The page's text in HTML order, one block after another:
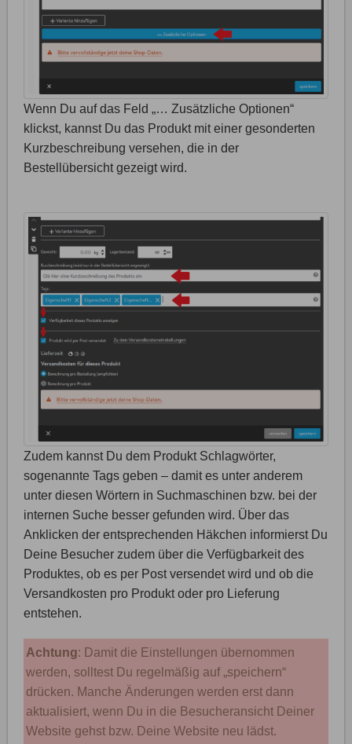
Wenn Du auf das Feld „… Zusätzliche Optionen“
klickst, kannst Du das Produkt mit einer gesonderten
Kurzbeschreibung versehen, die in der
Bestellübersicht gezeigt wird.
Zudem kannst Du dem Produkt Schlagwörter,
sogenannte Tags geben – damit es unter anderem
unter diesen Wörtern in Suchmaschinen bzw. bei der
internen Suche besser gefunden wird. Über das
Anklicken der entsprechenden Häkchen informierst Du
Deine Besucher zudem über die Verfügbarkeit des
Produktes, ob es per Post versendet wird und ob die
Versandkosten pro Produkt oder pro Lieferung
entstehen.
Achtung: Damit die Einstellungen übernommen
werden, solltest Du regelmäßig auf „speichern“
drücken. Manche Änderungen werden erst dann
aktualisiert, wenn Du in die Besucheransicht Deiner
Website gehst bzw. Deine Website neu lädst.